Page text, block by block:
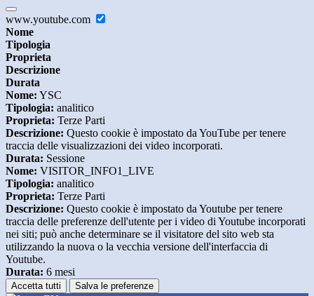
www.youtube.com
Nome
Tipologia
Proprieta
Descrizione
Durata
Nome: YSC
Tipologia: analitico
Proprieta: Terze Parti
Descrizione: Questo cookie è impostato da YouTube per tenere
traccia delle visualizzazioni dei video incorporati.
Durata: Sessione
Nome: VISITOR_INFO1_LIVE
Tipologia: analitico
Proprieta: Terze Parti
Descrizione: Questo cookie è impostato da Youtube per tenere
traccia delle preferenze dell'utente per i video di Youtube incorporati
nei siti; può anche determinare se il visitatore del sito web sta
utilizzando la nuova o la vecchia versione dell'interfaccia di
Youtube.
Durata: 6 mesi
Accetta tutti Salva le preferenze